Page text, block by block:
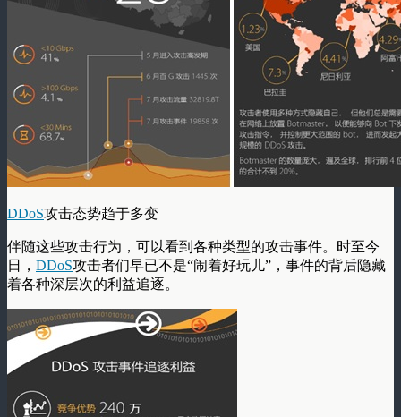
DDoS攻击态势趋于多变
伴随这些攻击行为，可以看到各种类型的攻击事件。时至今
日， DDoS攻击者们早已不是“闹着好玩儿”，事件的背后隐藏
着各种深层次的利益追逐。